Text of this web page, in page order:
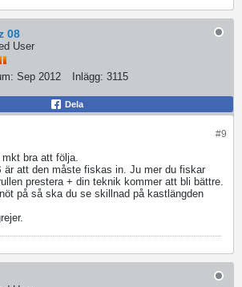
08
User
Sep 2012 Inlägg: 3115
Dela
#9
bra att följa.
är att den måste fiskas in. Ju mer du fiskar
prestera + din teknik kommer att bli bättre.
på så ska du se skillnad på kastlängden